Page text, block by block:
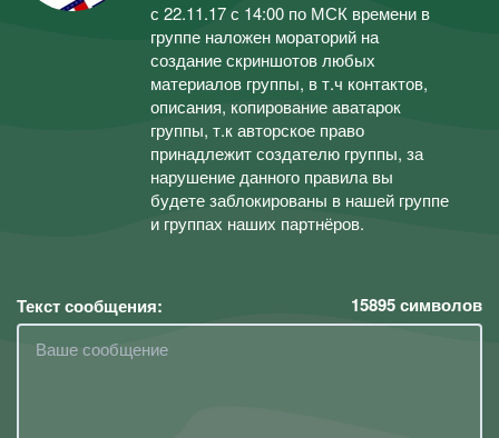
с 22.11.17 с 14:00 по МСК времени в
группе наложен мораторий на
создание скриншотов любых
материалов группы, в т.ч контактов,
описания, копирование аватарок
группы, т.к авторское право
принадлежит создателю группы, за
нарушение данного правила вы
будете заблокированы в нашей группе
и группах наших партнёров.
Текст сообщения: 15895символов